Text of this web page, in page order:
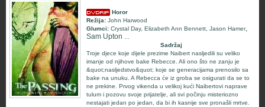
Horor
Režija: John Harwood
Glumci: Crystal Day, Elizabeth Ann Bennett Jason Hamer,
Sam Upton
Sadržaj
Troje djece koje dijele prezime Naibert nasljedili su veliko
imanje od njihove bake Rebecce. Ali ono što ne zanju je
&quot;nasljedstvo&quot; koje se generacijama prenosilo sa
bake na unuku. A Rebecca će iz groba se osigurati da se to
ne prekine. Prvog vikenda u velikoj kući Naibertovi naprave
tulum i pozovu svoje prijatelje, ali svi počinju misteriozno
nestajati jedan po jedan, da bi ih kasnije sve pronašli mrtve.